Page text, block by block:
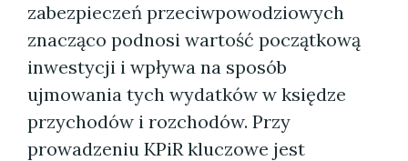
zabezpieczeń przeciwpowodziowych
znacząco podnosi wartość początkową
inwestycji i wpływa na sposób
ujmowania tych wydatków w księdze
przychodów i rozchodów. Przy
prowadzeniu KPiR kluczowe jest